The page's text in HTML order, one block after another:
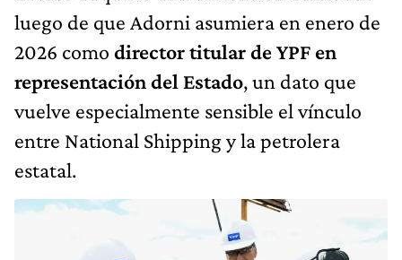
luego de que Adorni asumiera en enero de
2026 como director titular de YPF en
representación del Estado, un dato que
vuelve especialmente sensible el vínculo
entre National Shipping y la petrolera
estatal.